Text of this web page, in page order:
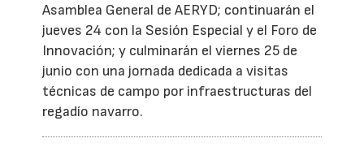
Asamblea General de AERYD; continuarán el
jueves 24 con la Sesión Especial y el Foro de
Innovación; y culminarán el viernes 25 de
junio con una jornada dedicada a visitas
técnicas de campo por infraestructuras del
regadío navarro.